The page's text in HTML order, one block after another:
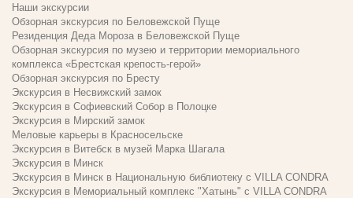
Наши экскурсии
Обзорная экскурсия по Беловежской Пуще
Резиденция Деда Мороза в Беловежской Пуще
Обзорная экскурсия по музею и территории мемориального
комплекса «Брестская крепость-герой»
Обзорная экскурсия по Бресту
Экскурсия в Несвижский замок
Экскурсия в Софиевский Собор в Полоцке
Экскурсия в Мирский замок
Меловые карьеры в Красносельске
Экскурсия в Витебск в музей Марка Шагала
Экскурсия в Минск
Экскурсия в Минск в Национальную библиотеку с VILLA CONDRA
Экскурсия в Мемориальный комплекс "Хатынь" с VILLA CONDRA